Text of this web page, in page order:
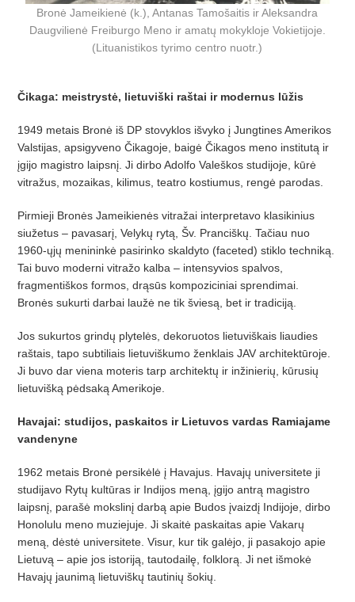
Bronė Jameikienė (k.), Antanas Tamošaitis ir Aleksandra
Daugvilienė Freiburgo Meno ir amatų mokykloje Vokietijoje.
(Lituanistikos tyrimo centro nuotr.)
Čikaga: meistrystė, lietuviški raštai ir modernus lūžis
1949 metais Bronė iš DP stovyklos išvyko į Jungtines Amerikos
Valstijas, apsigyveno Čikagoje, baigė Čikagos meno institutą ir
įgijo magistro laipsnį. Ji dirbo Adolfo Valeškos studijoje, kūrė
vitražus, mozaikas, kilimus, teatro kostiumus, rengė parodas.
Pirmieji Bronės Jameikienės vitražai interpretavo klasikinius
siužetus – pavasarį, Velykų rytą, Šv. Pranciškų. Tačiau nuo
1960-ųjų menininkė pasirinko skaldyto (faceted) stiklo techniką.
Tai buvo moderni vitražo kalba – intensyvios spalvos,
fragmentiškos formos, drąsūs kompoziciniai sprendimai.
Bronės sukurti darbai laužė ne tik šviesą, bet ir tradiciją.
Jos sukurtos grindų plytelės, dekoruotos lietuviškais liaudies
raštais, tapo subtiliais lietuviškumo ženklais JAV architektūroje.
Ji buvo dar viena moteris tarp architektų ir inžinierių, kūrusių
lietuvišką pėdsaką Amerikoje.
Havajai: studijos, paskaitos ir Lietuvos vardas Ramiajame
vandenyne
1962 metais Bronė persikėlė į Havajus. Havajų universitete ji
studijavo Rytų kultūras ir Indijos meną, įgijo antrą magistro
laipsnį, parašė mokslinį darbą apie Budos įvaizdį Indijoje, dirbo
Honolulu meno muziejuje. Ji skaitė paskaitas apie Vakarų
meną, dėstė universitete. Visur, kur tik galėjo, ji pasakojo apie
Lietuvą – apie jos istoriją, tautodailę, folklorą. Ji net išmokė
Havajų jaunimą lietuviškų tautinių šokių.